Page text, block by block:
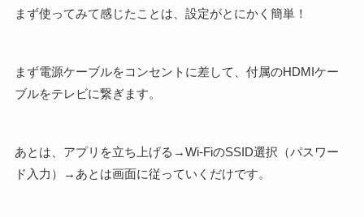
まず使ってみて感じたことは、設定がとにかく簡単！
まず電源ケーブルをコンセントに差して、付属のHDMIケー
ブルをテレビに繋ぎます。
あとは、アプリを立ち上げる→Wi-FiのSSID選択（パスワー
ド入力）→あとは画面に従っていくだけです。